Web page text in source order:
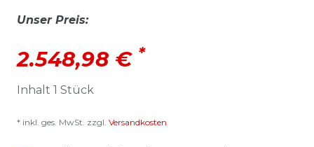
Unser Preis:
2.548,98 € *
Inhalt 1 Stück
* inkl. ges. MwSt. zzgl. Versandkosten